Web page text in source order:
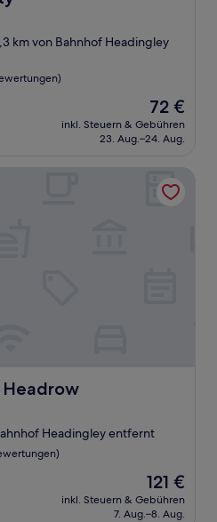
km von Bahnhof Headingley
Der
Preis
beträgt
72 €
inkl. Steuern & Gebühren
23. Aug.–24. Aug.
Headrow
Headingley entfernt
Der
Preis
beträgt
121 €
inkl. Steuern & Gebühren
7. Aug.–8. Aug.